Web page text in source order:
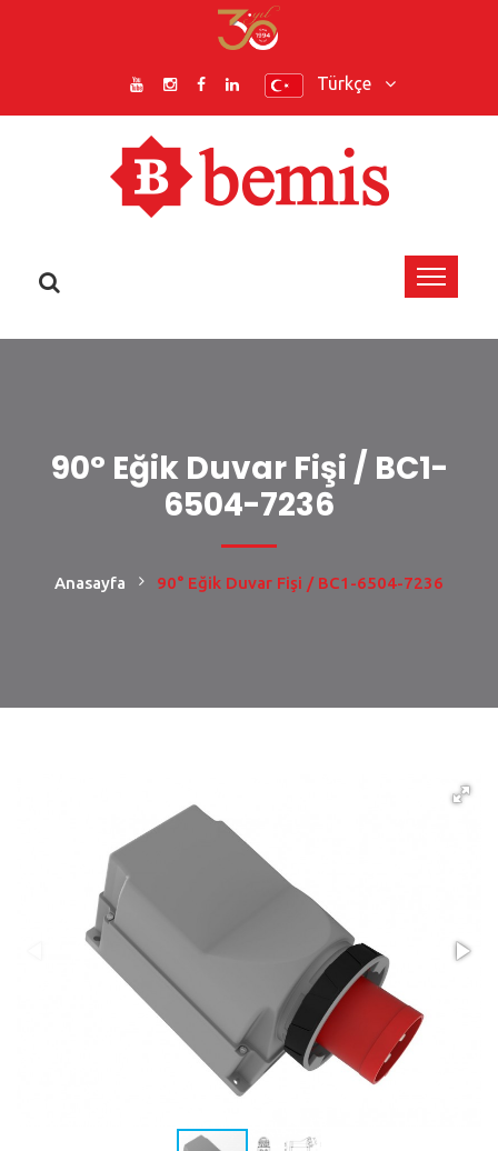
Türkçe
90° Eğik Duvar Fişi / BC1-
6504-7236
Anasayfa 90° Eğik Duvar Fişi / BC1-6504-7236